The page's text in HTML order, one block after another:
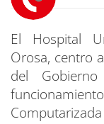
El Hospital
Orosa, centro
del